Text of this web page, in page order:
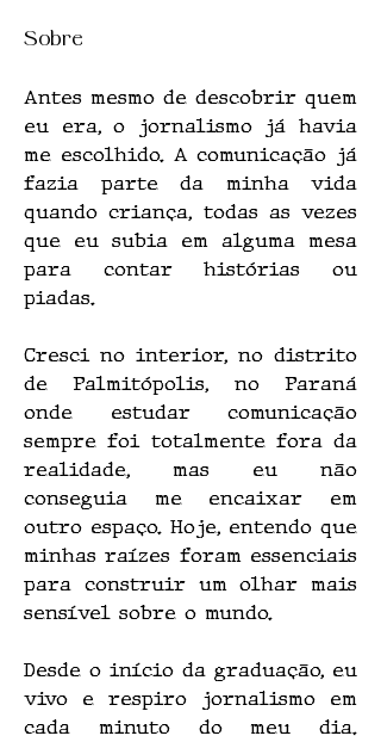
Sobre
Antes mesmo de descobrir quem
eu era, o jornalismo já havia
me escolhido. A comunicação já
fazia parte da minha vida
quando criança, todas as vezes
que eu subia em alguma mesa
para contar histórias ou
piadas.
Cresci no interior, no distrito
de Palmitópolis, no Paraná
onde estudar comunicação
sempre foi totalmente fora da
realidade, mas eu não
conseguia me encaixar em
outro espaço. Hoje, entendo que
minhas raízes foram essenciais
para construir um olhar mais
sensível sobre o mundo.
Desde o início da graduação, eu
vivo e respiro jornalismo em
cada minuto do meu dia.